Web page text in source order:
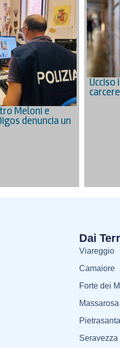
Meloni e
denuncia un
Ucciso
carcere
Dai
Viareggio
Camaiore
Forte dei
Massarosa
Pietrasanta
Seravezza